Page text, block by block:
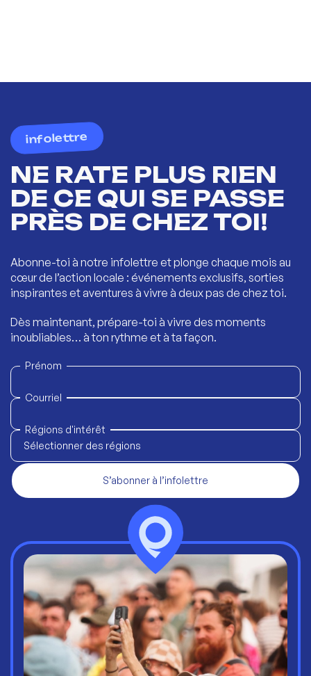
infolettre
NE RATE PLUS RIEN
DE CE QUI SE PASSE
PRÈS DE CHEZ TOI!
Abonne-toi à notre infolettre et plonge chaque mois au
cœur de l’action locale : événements exclusifs, sorties
inspirantes et aventures à vivre à deux pas de chez toi.
Dès maintenant, prépare-toi à vivre des moments
inoubliables… à ton rythme et à ta façon.
Prénom
Courriel
Régions d'intérêt
Sélectionner des régions
S’abonner à l’infolettre